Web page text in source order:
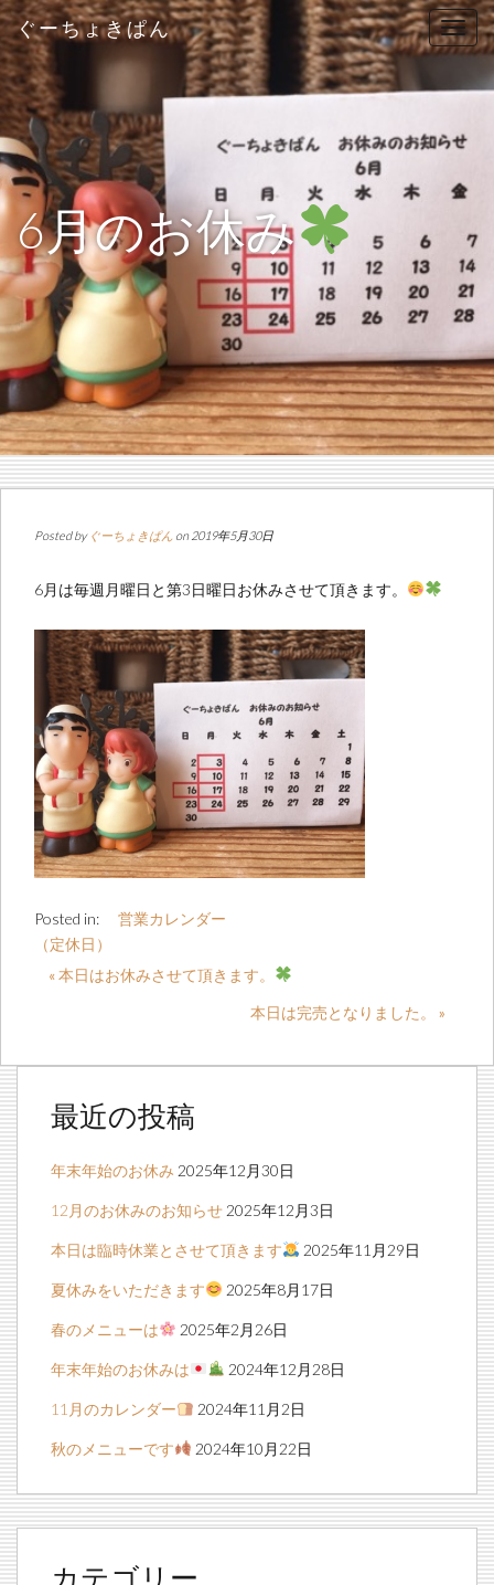
T
o
n
g
a
i
o
n
ぐーちょきぱん
6月のお休み
Posted by ぐーちょきぱん on 2019年5月30日
6月は毎週月曜日と第3日曜日お休みさせて頂きます。
Posted in:
営業カレンダー
（定休日）
« 本日はお休みさせて頂きます。
本日は完売となりました。 »
最近の投稿
年末年始のお休み 2025年12月30日
12月のお休みのお知らせ 2025年12月3日
本日は臨時休業とさせて頂きます 2025年11月29日
夏休みをいただきます 2025年8月17日
春のメニューは 2025年2月26日
年末年始のお休みは 2024年12月28日
11月のカレンダー 2024年11月2日
秋のメニューです 2024年10月22日
カテゴリー